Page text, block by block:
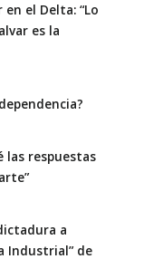
el Delta: “Lo
es la
las respuestas
a
Industrial” de